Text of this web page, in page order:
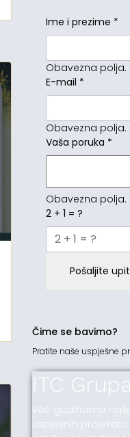
Ime i prezime *
Obavezna polja.
E-mail *
Obavezna polja.
Vaša poruka *
Obavezna polja.
2 + 1 = ?
Pošaljite upit
Čime se bavimo?
Pratite naše uspješne
ITC
Već godinama
uspješnih